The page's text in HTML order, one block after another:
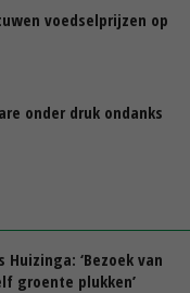
voedselprijzen op
onder druk ondanks
‘Bezoek van
groente plukken’